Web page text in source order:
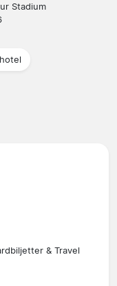
Stadium
& Travel